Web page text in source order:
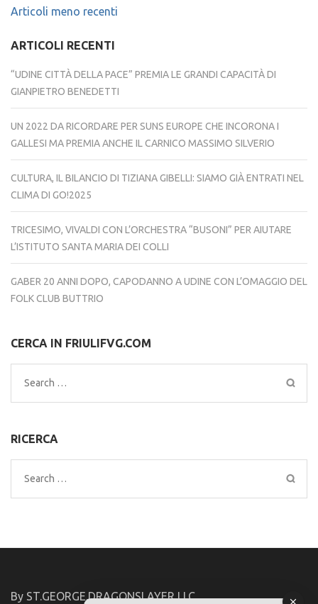
Navigazione
Articoli meno recenti
ARTICOLI RECENTI
“UDINE CITTÀ DELLA PACE” PREMIA LE GRANDI CAPACITÀ DI
GIANPIETRO BENEDETTI
UN 2022 DA RICORDARE PER SUNS EUROPE CHE INCORONA I
GALLESI MA PREMIA ANCHE IL CARNICO MASSIMO SILVERIO
CULTURA, IL BILANCIO DI TIZIANA GIBELLI: SIAMO GIÀ ENTRATI NEL
CLIMA DI GO!2025
TRICESIMO, VIVALDI CON L’ORCHESTRA “BUSONI” PER AIUTARE
L’ISTITUTO SANTA MARIA DEI COLLI
GABER 20 ANNI DOPO, CAPODANNO A UDINE CON L’OMAGGIO DEL
FOLK CLUB BUTTRIO
CERCA IN FRIULIFVG.COM
Search
for:
RICERCA
Search
for:
By ST.GEORGE.DRAGONSLAYER LLC